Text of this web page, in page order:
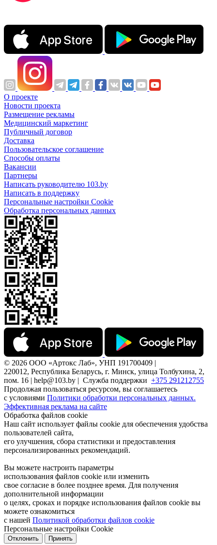
О проекте
Новости проекта
Размещение рекламы
Медицинский маркетинг
Публичный договор
Доставка
Пользовательское соглашение
Способы оплаты
Вакансии
Партнеры
Написать руководителю 103.by
Написать в поддержку
Персональные настройки Cookie
Обработка персональных данных
© 2026 ООО «Артокс Лаб», УНП 191700409 |
220012, Республика Беларусь, г. Минск, улица Толбухина, 2,
пом. 16 | help@103.by | Служба поддержки +375 291212755
Продолжая пользоваться ресурсом, вы соглашаетесь
с условиями Политики обработки персональных данных.
Эффективная реклама на сайте
Обработка файлов cookie
Наш сайт использует файлы cookie для обеспечения удобства
пользователей сайта,
его улучшения, сбора статистики и предоставления
персонализированных рекомендаций.
Вы можете настроить параметры
использования файлов cookie или изменить
свое согласие в более позднее время. Для получения
дополнительной информации
о целях, сроках и порядке использования файлов cookie вы
можете ознакомиться
с нашей Политикой обработки файлов cookie
Персональные настройки Cookie
Отклонить Принять